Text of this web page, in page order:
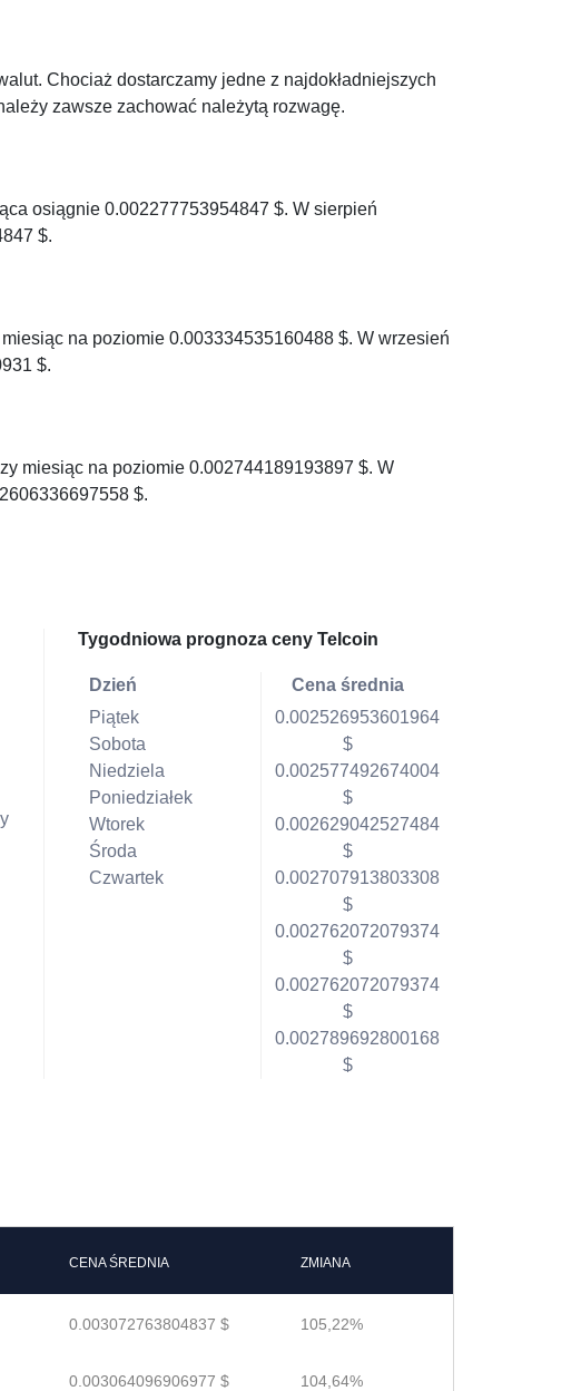
Chociaż dostarczamy jedne z najdokładniejszych
zawsze zachować należytą rozwagę.
osiągnie 0.002277753954847 $. W sierpień
$.
na poziomie 0.003334535160488 $. W wrzesień
$.
miesiąc na poziomie 0.002744189193897 $. W
$.
Tygodniowa prognoza ceny Telcoin
Dzień
Piątek
Sobota
Niedziela
Poniedziałek
Wtorek
Środa
Czwartek
Cena średnia
0.002526953601964
$
0.002577492674004
$
0.002629042527484
$
0.002707913803308
$
0.002762072079374
$
0.002762072079374
$
0.002789692800168
$
CENA ŚREDNIA ZMIANA
0.003072763804837 $ 105,22%
0.003064096906977 $ 104,64%